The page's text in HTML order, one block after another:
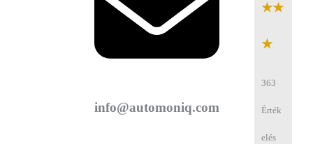
info@automoniq.com
★★
★
363
Érték
elés